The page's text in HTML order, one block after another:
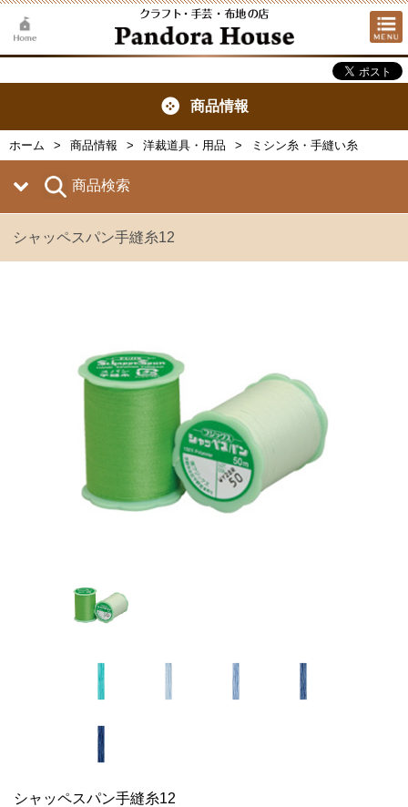
商品情報
ホーム 商品情報 洋裁道具・用品 ミシン糸・手縫い糸
商品検索
シャッペスパン手縫糸12
シャッペスパン手縫糸12